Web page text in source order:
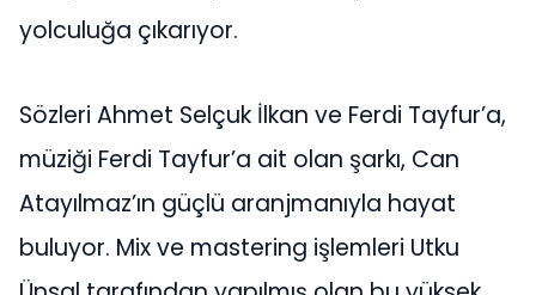
yolculuğa çıkarıyor.
Sözleri Ahmet Selçuk İlkan ve Ferdi Tayfur’a,
müziği Ferdi Tayfur’a ait olan şarkı, Can
Atayılmaz’ın güçlü aranjmanıyla hayat
buluyor. Mix ve mastering işlemleri Utku